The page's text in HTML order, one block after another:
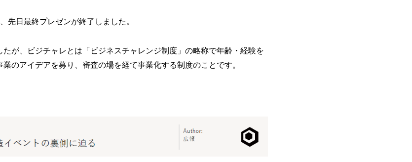
先日最終プレゼンが終了しました。
が、ビジチャレとは「ビジネスチャレンジ制度」の略称で年齢・経験を
のアイデアを募り、審査の場を経て事業化する制度のことです。